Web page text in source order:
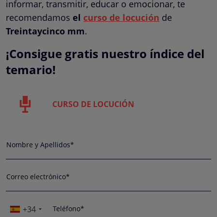
informar, transmitir, educar o emocionar, te
recomendamos el curso de locución de
Treintaycinco mm.
¡Consigue gratis nuestro índice del
temario!
CURSO DE LOCUCIÓN
Nombre y Apellidos*
Correo electrónico*
+34 Teléfono*